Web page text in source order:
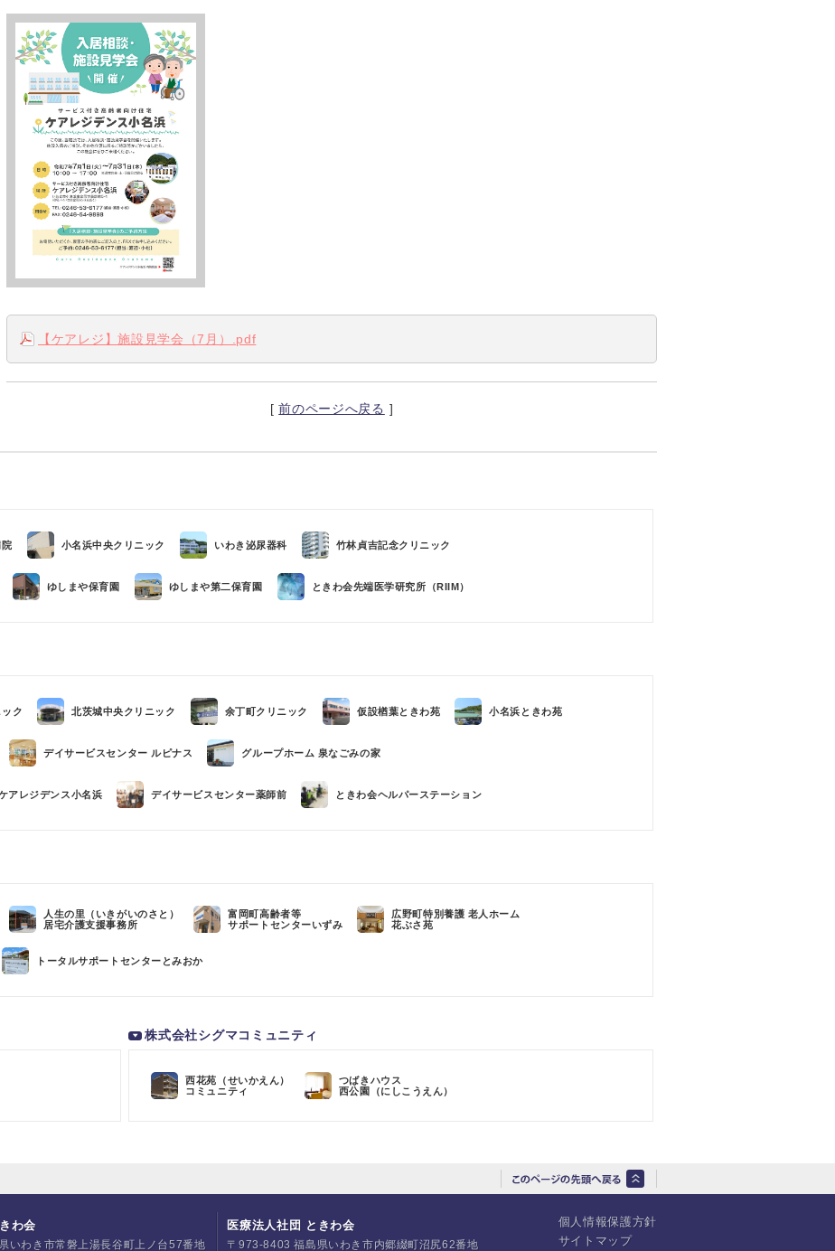
【ケアレジ】施設見学会（7月）.pdf
[前のページへ戻る ]
小名浜中央クリニック いわき泌尿器科 竹林貞吉記念クリニック
ゆしまや保育園 ゆしまや第二保育園 ときわ会先端医学研究所（RIIM）
ク 北茨城中央クリニック 余丁町クリニック 仮設楢葉ときわ苑 小名浜ときわ苑
デイサービスセンター ルピナス グループホーム 泉なごみの家
アレジデンス小名浜 デイサービスセンター薬師前 ときわ会ヘルパーステーション
人生の里（いきがいのさと）
居宅介護支援事務所
富岡町高齢者等
サポートセンターいずみ
広野町特別養護 老人ホーム
花ぶさ苑
トータルサポートセンターとみおか
株式会社シグマコミュニティ
西花苑（せいかえん）
コミュニティ
つばきハウス
西公園（にしこうえん）
個人情報保護方針
サイトマップ
わ会
いわき市常磐上湯長谷町上ノ台57番地
医療法人社団 ときわ会
〒973-8403 福島県いわき市内郷綴町沼尻62番地